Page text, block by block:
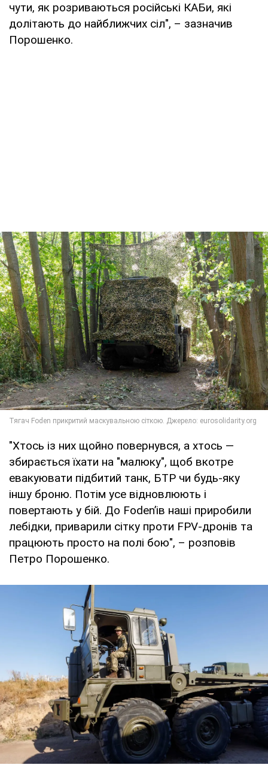
чути, як розриваються російські КАБи, які
долітають до найближчих сіл", – зазначив
Порошенко.
"Хтось із них щойно повернувся, а хтось —
збирається їхати на "малюку", щоб вкотре
евакуювати підбитий танк, БТР чи будь-яку
іншу броню. Потім усе відновлюють і
повертають у бій. До Fodenʼів наші приробили
лебідки, приварили сітку проти FPV-дронів та
працюють просто на полі бою", – розповів
Петро Порошенко.